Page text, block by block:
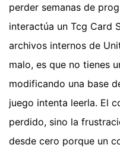
perder semanas de
interactúa un Tcg Card
archivos internos de
malo, es que no tienes
modificando una base
juego intenta leerla. El
perdido, sino la
desde cero porque un